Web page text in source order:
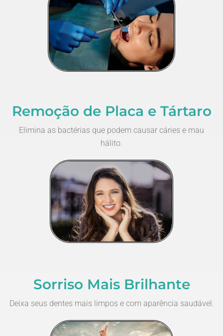
Remoção de Placa e Tártaro
Elimina as bactérias que podem causar cáries e mau
hálito.
Sorriso Mais Brilhante
Deixa seus dentes mais limpos e com aparência saudável.